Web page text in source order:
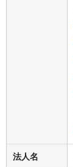
法人名